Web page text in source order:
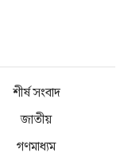
শীর্ষ সংবাদ
জাতীয়
গণমাধ্যম